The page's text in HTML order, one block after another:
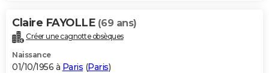
Claire FAYOLLE (69 ans)
Créer une cagnotte obsèques
Naissance
01/10/1956 à Paris (Paris)